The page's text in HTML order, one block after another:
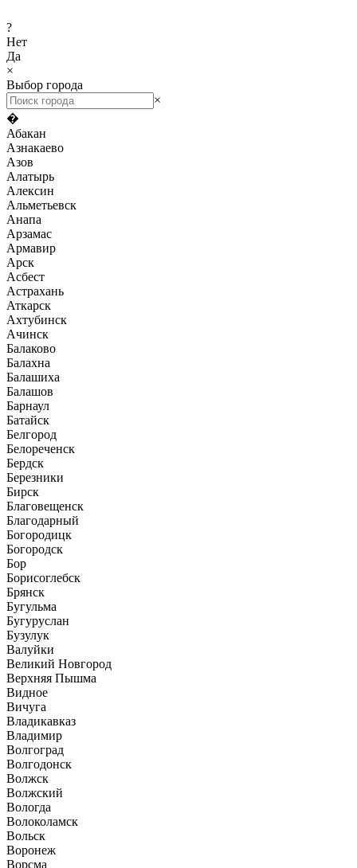
?
Нет
Да
×
Выбор города
×
�
Абакан
Азнакаево
Азов
Алатырь
Алексин
Альметьевск
Анапа
Арзамас
Армавир
Арск
Асбест
Астрахань
Аткарск
Ахтубинск
Ачинск
Балаково
Балахна
Балашиха
Балашов
Барнаул
Батайск
Белгород
Белореченск
Бердск
Березники
Бирск
Благовещенск
Благодарный
Богородицк
Богородск
Бор
Борисоглебск
Брянск
Бугульма
Бугуруслан
Бузулук
Валуйки
Великий Новгород
Верхняя Пышма
Видное
Вичуга
Владикавказ
Владимир
Волгоград
Волгодонск
Волжск
Волжский
Вологда
Волоколамск
Вольск
Воронеж
Ворсма